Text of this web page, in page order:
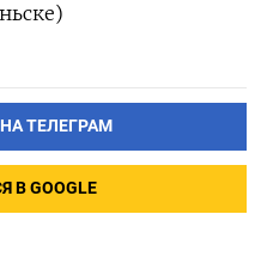
ТЕЛЕГРАМ
GOOGLE